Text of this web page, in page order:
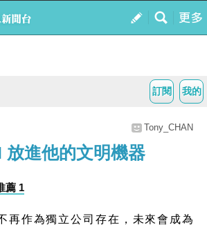
我的
訂閱
Tony_CHAN
放進他的文明機器
薦 1
再作為獨立公司存在，未來會成為